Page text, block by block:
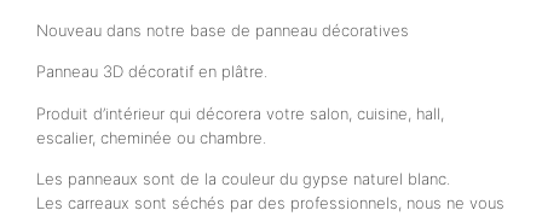
Nouveau dans notre base de panneau décoratives
Panneau 3D décoratif en plâtre.
Produit d’intérieur qui décorera votre salon, cuisine, hall,
escalier, cheminée ou chambre.
Les panneaux sont de la couleur du gypse naturel blanc.
Les carreaux sont séchés par des professionnels, nous ne vous